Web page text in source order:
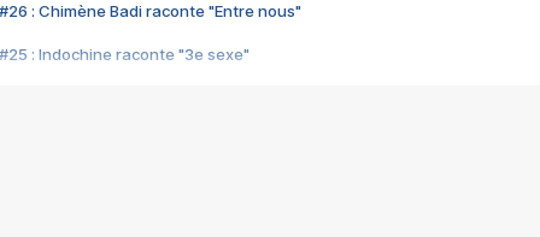
#26 : Chimène Badi raconte "Entre nous"
#25 : Indochine raconte "3e sexe"